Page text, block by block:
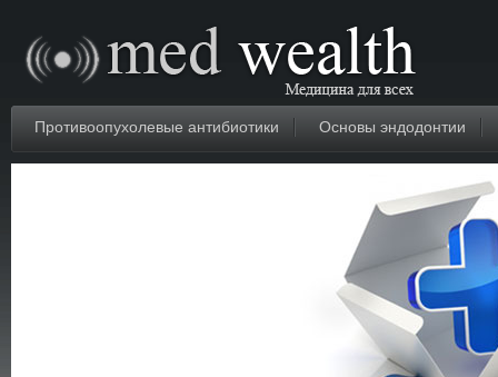
Противоопухолевые антибиотики Основы эндодонтии